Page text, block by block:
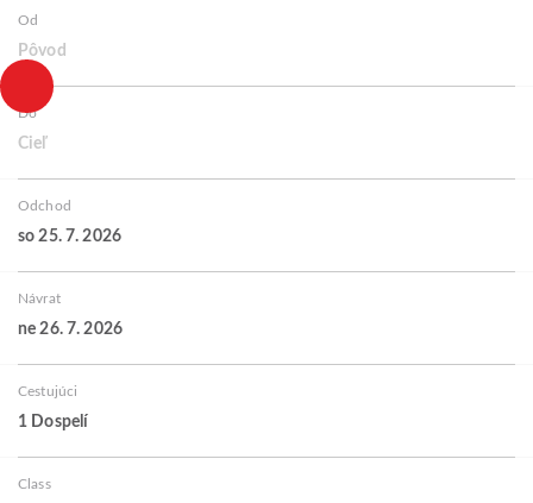
Od
Pôvod
Do
Cieľ
Odchod
so 25. 7. 2026
Návrat
ne 26. 7. 2026
Cestujúci
1 Dospelí
Class